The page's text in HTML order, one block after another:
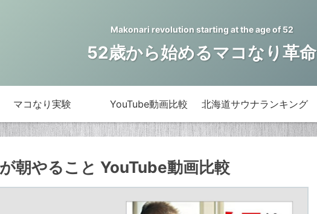
Makonari revolution starting at the age of 52
52歳から始めるマコなり革命
マコなり実験 YouTube動画比較 北海道サウナランキング
朝やること YouTube動画比較